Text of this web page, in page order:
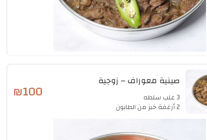
صينية معوراف – زوجية
3 علب سلطه
2 أرغفة خبز من الطابون
₪100